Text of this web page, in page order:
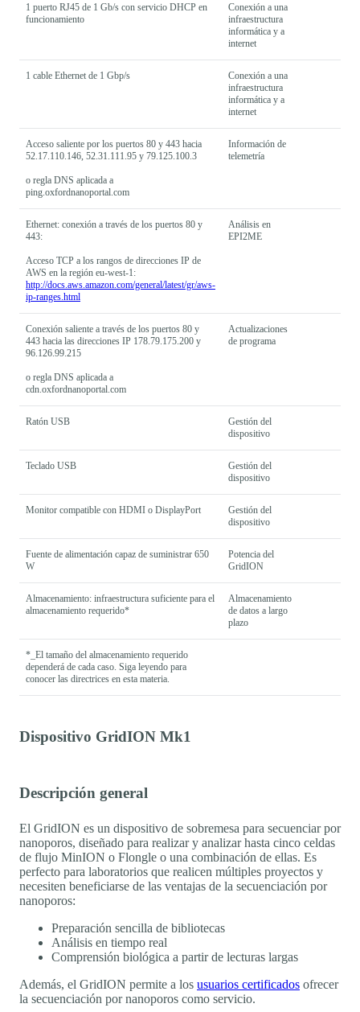
1 puerto RJ45 de 1 Gb/s con servicio DHCP en
funcionamiento
Conexión a una
infraestructura
informática y a
internet
1 cable Ethernet de 1 Gbp/s
Conexión a una
infraestructura
informática y a
internet
Acceso saliente por los puertos 80 y 443 hacia
52.17.110.146, 52.31.111.95 y 79.125.100.3
o regla DNS aplicada a
ping.oxfordnanoportal.com
Información de
telemetría
Ethernet: conexión a través de los puertos 80 y
443:
Acceso TCP a los rangos de direcciones IP de
AWS en la región eu-west-1:
http://docs.aws.amazon.com/general/latest/gr/aws-
ip-ranges.html
Análisis en
EPI2ME
Conexión saliente a través de los puertos 80 y
443 hacia las direcciones IP 178.79.175.200 y
96.126.99.215
o regla DNS aplicada a
cdn.oxfordnanoportal.com
Actualizaciones
de programa
Ratón USB
Gestión del
dispositivo
Teclado USB
Gestión del
dispositivo
Monitor compatible con HDMI o DisplayPort
Gestión del
dispositivo
Fuente de alimentación capaz de suministrar 650
W
Potencia del
GridION
Almacenamiento: infraestructura suficiente para el
almacenamiento requerido*
Almacenamiento
de datos a largo
plazo
*_El tamaño del almacenamiento requerido
dependerá de cada caso. Siga leyendo para
conocer las directrices en esta materia.
Dispositivo GridION Mk1
Descripción general
El GridION es un dispositivo de sobremesa para secuenciar por
nanoporos, diseñado para realizar y analizar hasta cinco celdas
de flujo MinION o Flongle o una combinación de ellas. Es
perfecto para laboratorios que realicen múltiples proyectos y
necesiten beneficiarse de las ventajas de la secuenciación por
nanoporos:
Preparación sencilla de bibliotecas
Análisis en tiempo real
Comprensión biológica a partir de lecturas largas
Además, el GridION permite a los usuarios certificados ofrecer
la secuenciación por nanoporos como servicio.